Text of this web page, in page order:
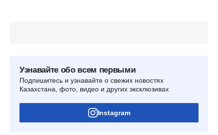
Узнавайте обо всем первыми
Подпишитесь и узнавайте о свежих новостях
Казахстана, фото, видео и других эксклюзивах
Instagram